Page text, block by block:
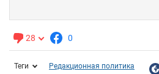
28 0
Теги Редакционная политика